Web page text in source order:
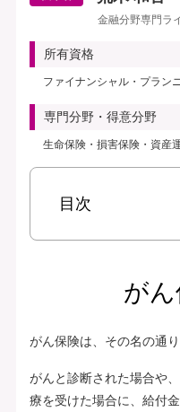
金融分野専門ラ
所有資格
ファイナンシャル・プラン
専門分野・得意分野
生命保険・損害保険・資産
目次
が
がん保険は、その名の通
がんと診断された場合や
療を受けた場合に、給付